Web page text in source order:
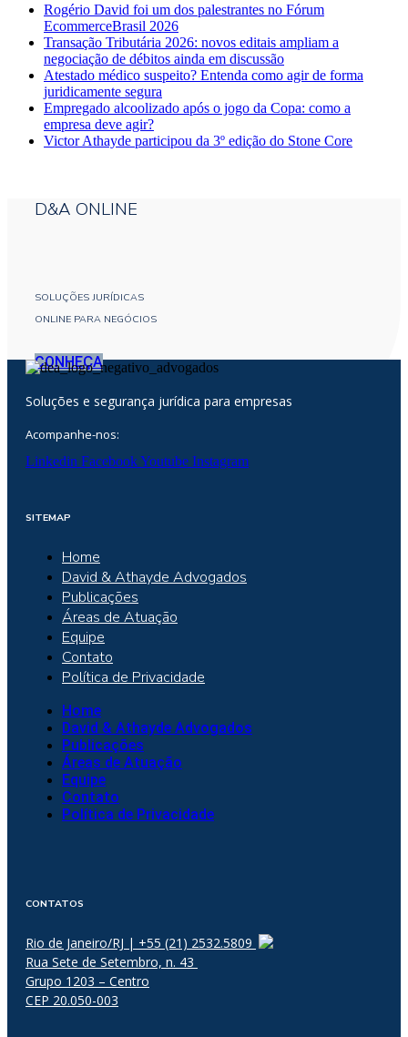
Rogério David foi um dos palestrantes no Fórum
EcommerceBrasil 2026
Transação Tributária 2026: novos editais ampliam a
negociação de débitos ainda em discussão
Atestado médico suspeito? Entenda como agir de forma
juridicamente segura
Empregado alcoolizado após o jogo da Copa: como a
empresa deve agir?
Victor Athayde participou da 3º edição do Stone Core
D&A ONLINE
SOLUÇÕES JURÍDICAS
ONLINE PARA NEGÓCIOS
CONHEÇA
Soluções e segurança jurídica para empresas
Acompanhe-nos:
Linkedin FacebookYoutube Instagram
SITEMAP
Home
David & Athayde Advogados
Publicações
Áreas de Atuação
Equipe
Contato
Política de Privacidade
Home
David & Athayde Advogados
Publicações
Áreas de Atuação
Equipe
Contato
Política de Privacidade
CONTATOS
Rio de Janeiro/RJ | +55 (21) 2532.5809
Rua Sete de Setembro, n. 43
Grupo 1203 – Centro
CEP 20.050-003